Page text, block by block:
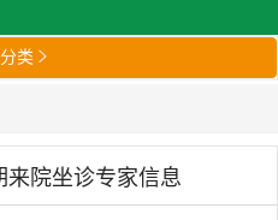
类 
来院坐诊专家信息